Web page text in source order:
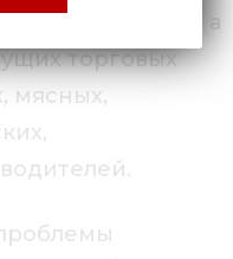
растений, а
торговых
мясных,